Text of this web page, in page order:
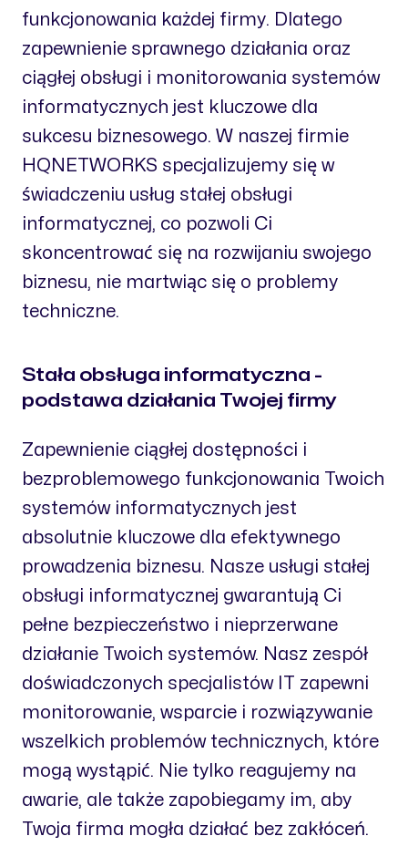
funkcjonowania każdej firmy. Dlatego
zapewnienie sprawnego działania oraz
ciągłej obsługi i monitorowania systemów
informatycznych jest kluczowe dla
sukcesu biznesowego. W naszej firmie
HQNETWORKS specjalizujemy się w
świadczeniu usług stałej obsługi
informatycznej, co pozwoli Ci
skoncentrować się na rozwijaniu swojego
biznesu, nie martwiąc się o problemy
techniczne.
Stała obsługa informatyczna -
podstawa działania Twojej firmy
Zapewnienie ciągłej dostępności i
bezproblemowego funkcjonowania Twoich
systemów informatycznych jest
absolutnie kluczowe dla efektywnego
prowadzenia biznesu. Nasze usługi stałej
obsługi informatycznej gwarantują Ci
pełne bezpieczeństwo i nieprzerwane
działanie Twoich systemów. Nasz zespół
doświadczonych specjalistów IT zapewni
monitorowanie, wsparcie i rozwiązywanie
wszelkich problemów technicznych, które
mogą wystąpić. Nie tylko reagujemy na
awarie, ale także zapobiegamy im, aby
Twoja firma mogła działać bez zakłóceń.